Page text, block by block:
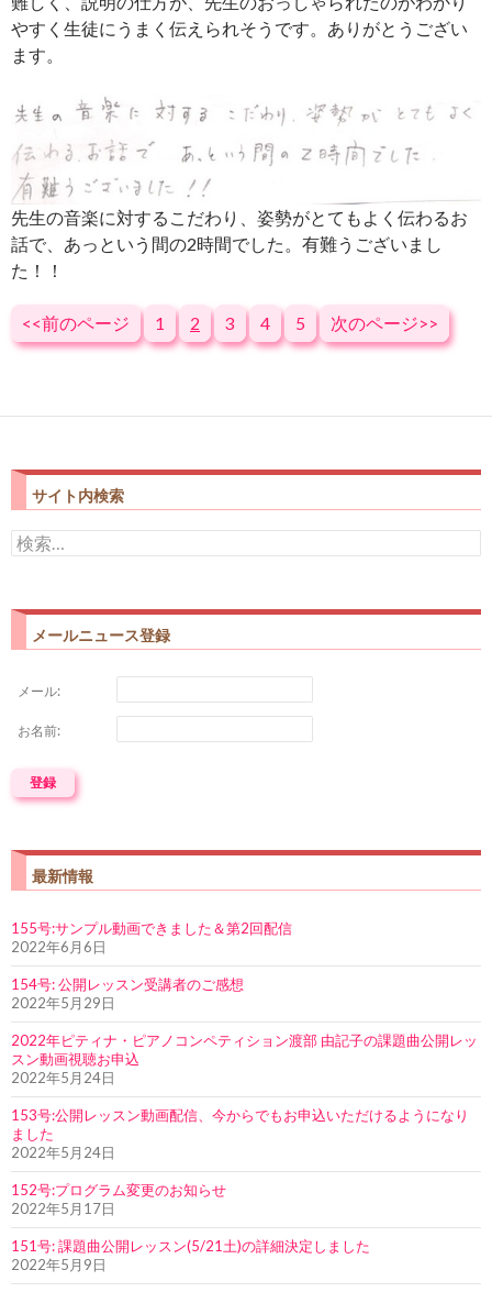
やすく生徒にうまく伝えられそうです。ありがとうござい
ます。
先生の音楽に対するこだわり、姿勢がとてもよく伝わるお
話で、あっという間の2時間でした。有難うございまし
た！！
<<前のページ 1 2 3 4 5 次のページ>>
サイト内検索
検
索:
メールニュース登録
メール:
お名前:
最新情報
155号:サンプル動画できました＆第2回配信
2022年6月6日
154号: 公開レッスン受講者のご感想
2022年5月29日
2022年ピティナ・ピアノコンペティション渡部 由記子の課題曲公開レッ
スン動画視聴お申込
2022年5月24日
153号:公開レッスン動画配信、今からでもお申込いただけるようになり
ました
2022年5月24日
152号:プログラム変更のお知らせ
2022年5月17日
151号: 課題曲公開レッスン(5/21土)の詳細決定しました
2022年5月9日